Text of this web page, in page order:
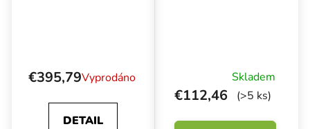
Vyprodáno
€395,79
DETAIL
Skladem
(>5 ks)
€112,46